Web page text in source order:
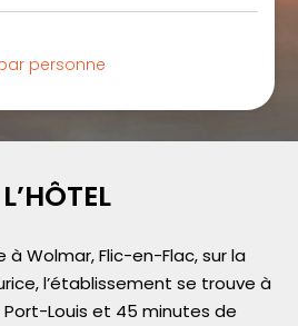
personne
Wolmar, Flic-en-Flac, sur la
l’établissement se trouve à
Louis et 45 minutes de